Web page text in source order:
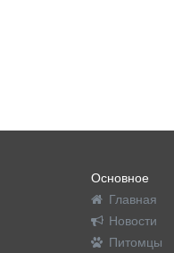
Основное
Главная
Новости
Питомцы